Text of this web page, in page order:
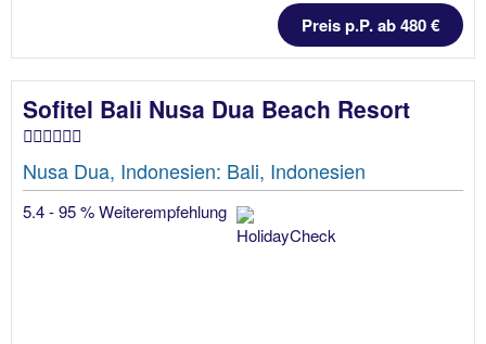
Preis p.P. ab 480 €
Sofitel Bali Nusa Dua Beach Resort
Nusa Dua, Indonesien: Bali, Indonesien
5.4 - 95 % Weiterempfehlung